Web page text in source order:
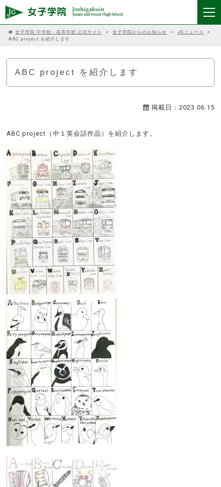
女子学院 中学校・高等学校 公式サイト > 女子学院からのお知らせ > JGニュース
>
ABC project を紹介します
ABC project を紹介します
掲載日：2023.06.15
ABC project（中１英会話作品）を紹介します。